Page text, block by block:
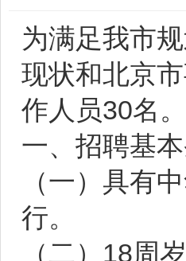
为满足我市
现状和北京
作人员30名
一、招聘基
（一）具有
行。
（二）18周